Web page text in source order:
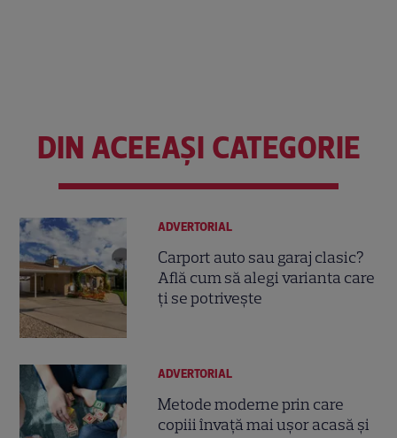
DIN ACEEAȘI CATEGORIE
ADVERTORIAL
Carport auto sau garaj clasic?
Află cum să alegi varianta care
ți se potrivește
ADVERTORIAL
Metode moderne prin care
copiii învață mai ușor acasă și